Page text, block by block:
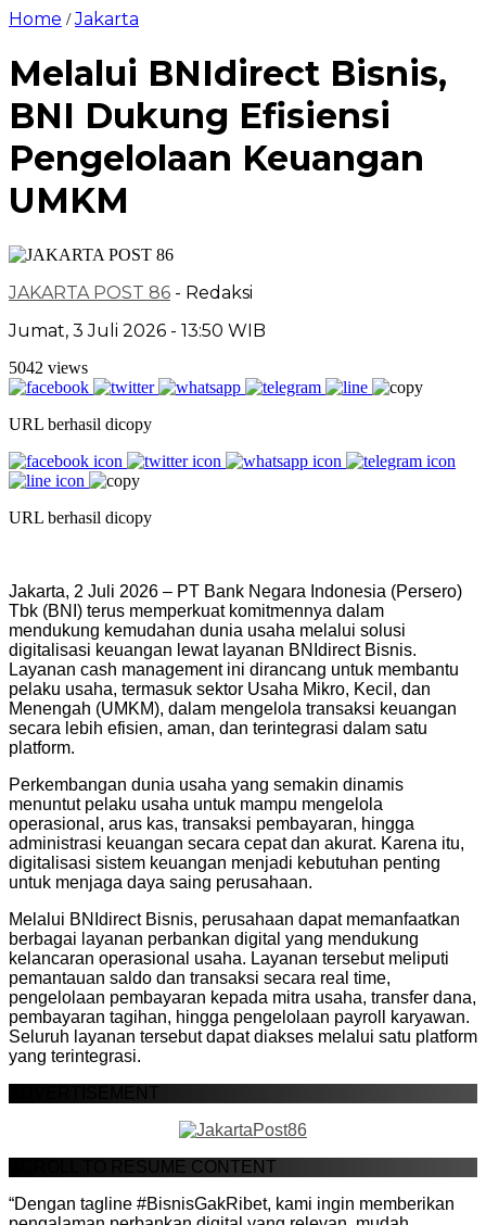
Home /Jakarta
Melalui BNIdirect Bisnis,
BNI Dukung Efisiensi
Pengelolaan Keuangan
UMKM
JAKARTA POST 86 - Redaksi
Jumat, 3 Juli 2026 - 13:50 WIB
5042 views
URL berhasil dicopy
URL berhasil dicopy
Jakarta, 2 Juli 2026 – PT Bank Negara Indonesia (Persero)
Tbk (BNI) terus memperkuat komitmennya dalam
mendukung kemudahan dunia usaha melalui solusi
digitalisasi keuangan lewat layanan BNIdirect Bisnis.
Layanan cash management ini dirancang untuk membantu
pelaku usaha, termasuk sektor Usaha Mikro, Kecil, dan
Menengah (UMKM), dalam mengelola transaksi keuangan
secara lebih efisien, aman, dan terintegrasi dalam satu
platform.
Perkembangan dunia usaha yang semakin dinamis
menuntut pelaku usaha untuk mampu mengelola
operasional, arus kas, transaksi pembayaran, hingga
administrasi keuangan secara cepat dan akurat. Karena itu,
digitalisasi sistem keuangan menjadi kebutuhan penting
untuk menjaga daya saing perusahaan.
Melalui BNIdirect Bisnis, perusahaan dapat memanfaatkan
berbagai layanan perbankan digital yang mendukung
kelancaran operasional usaha. Layanan tersebut meliputi
pemantauan saldo dan transaksi secara real time,
pengelolaan pembayaran kepada mitra usaha, transfer dana,
pembayaran tagihan, hingga pengelolaan payroll karyawan.
Seluruh layanan tersebut dapat diakses melalui satu platform
yang terintegrasi.
ADVERTISEMENT
SCROLL TO RESUME CONTENT
“Dengan tagline #BisnisGakRibet, kami ingin memberikan